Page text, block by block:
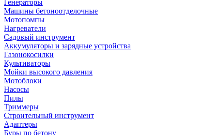
Генераторы
Машины бетоноотделочные
Мотопомпы
Нагреватели
Садовый инструмент
Аккумуляторы и зарядные устройства
Газонокосилки
Культиваторы
Мойки высокого давления
Мотоблоки
Насосы
Пилы
Триммеры
Строительный инструмент
Адаптеры
Буры по бетону